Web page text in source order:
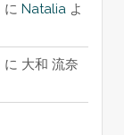
に Nataliaよ
に 大和 流奈